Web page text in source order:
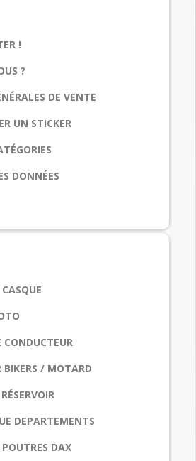
!
?
DE VENTE
UN STICKER
DONNÉES
CONDUCTEUR
BIKERS / MOTARD
DEPARTEMENTS
DAX